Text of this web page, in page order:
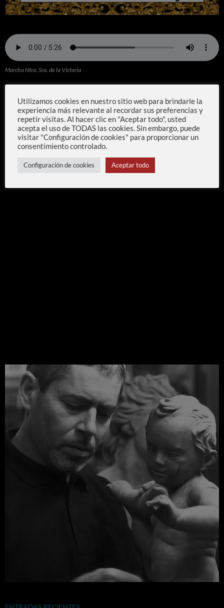
Marcha Ntra. Sra. de la Victoria
Utilizamos cookies en nuestro sitio web para brindarle la
experiencia más relevante al recordar sus preferencias y
repetir visitas. Al hacer clic en "Aceptar todo", usted
acepta el uso de TODAS las cookies. Sin embargo, puede
visitar "Configuración de cookies" para proporcionar un
consentimiento controlado.
Configuración de cookies Aceptar todo